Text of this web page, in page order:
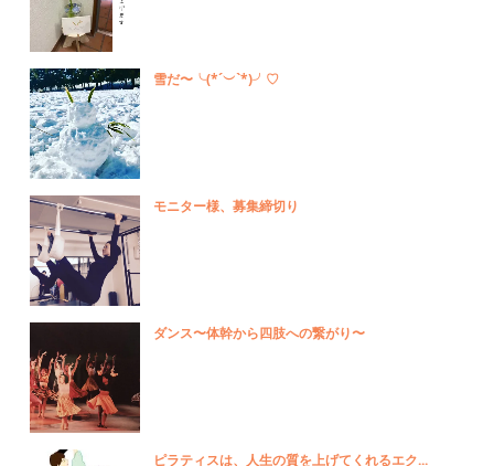
雪だ〜╰(*´︶`*)╯♡
モニター様、募集締切り
ダンス〜体幹から四肢への繋がり〜
ピラティスは、人生の質を上げてくれるエク...